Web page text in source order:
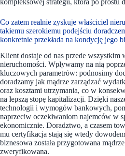
kompleksowej strategii, która po prostu
Co zatem realnie zyskuje właściciel
takiemu szerokiemu podejściu
konkretnie przekłada na kondycję jego
Klient dostaje od nas przede wszystkim
nieruchomości. Wpływamy na nią
kluczowych parametrów: podnosimy
doradzamy jak mądrze zarządzać
oraz kosztami utrzymania, co w
na lepszą stopę kapitalizacji. Dzięki
technologii i wymogów bankowych,
naprzeciw oczekiwaniom najemców w
ekonomicznie. Doradztwo, a czasem
mu certyfikacja stają się wtedy
biznesowa została przygotowana
zweryfikowana.